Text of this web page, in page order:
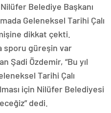
Belediye Başkanı
Geleneksel Tarihi Çalı
dikkat çekti.
sporu güreşin var
Şadi Özdemir, “Bu yıl
Tarihi Çalı
için Nilüfer Belediyesi
dedi.